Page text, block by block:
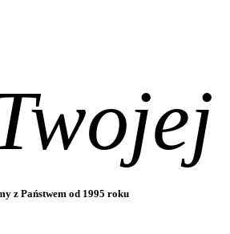
z Państwem od 1995 roku